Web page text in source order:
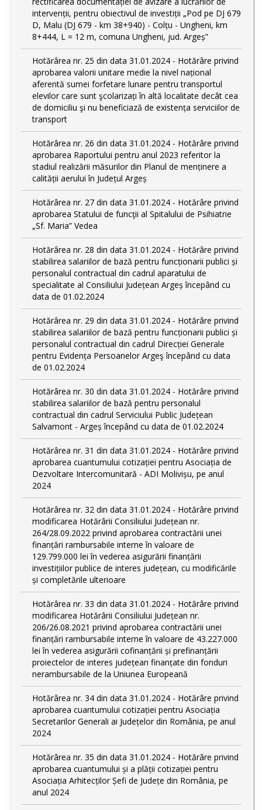
intervenții, pentru obiectivul de investiții „Pod pe DJ 679
D, Malu (DJ 679 - km 38+940) - Colțu - Ungheni, km
8+444, L = 12 m, comuna Ungheni, jud. Argeș”
Hotărârea nr. 25 din data 31.01.2024 - Hotărâre privind
aprobarea valorii unitare medie la nivel național
aferentă sumei forfetare lunare pentru transportul
elevilor care sunt şcolarizați în altă localitate decât cea
de domiciliu şi nu beneficiază de existența serviciilor de
transport
Hotărârea nr. 26 din data 31.01.2024 - Hotărâre privind
aprobarea Raportului pentru anul 2023 referitor la
stadiul realizării măsurilor din Planul de menținere a
calității aerului în Județul Argeș
Hotărârea nr. 27 din data 31.01.2024 - Hotărâre privind
aprobarea Statului de funcţii al Spitalului de Psihiatrie
„Sf. Maria” Vedea
Hotărârea nr. 28 din data 31.01.2024 - Hotărâre privind
stabilirea salariilor de bază pentru funcționarii publici și
personalul contractual din cadrul aparatului de
specialitate al Consiliului Județean Argeș începând cu
data de 01.02.2024
Hotărârea nr. 29 din data 31.01.2024 - Hotărâre privind
stabilirea salariilor de bază pentru funcționarii publici și
personalul contractual din cadrul Direcției Generale
pentru Evidența Persoanelor Argeş începând cu data
de 01.02.2024
Hotărârea nr. 30 din data 31.01.2024 - Hotărâre privind
stabilirea salariilor de bază pentru personalul
contractual din cadrul Serviciului Public Județean
Salvamont - Argeș începând cu data de 01.02.2024
Hotărârea nr. 31 din data 31.01.2024 - Hotărâre privind
aprobarea cuantumului cotizației pentru Asociația de
Dezvoltare Intercomunitară - ADI Molivișu, pe anul
2024
Hotărârea nr. 32 din data 31.01.2024 - Hotărâre privind
modificarea Hotărârii Consiliului Județean nr.
264/28.09.2022 privind aprobarea contractării unei
finanțări rambursabile interne în valoare de
129.799.000 lei în vederea asigurării finanțării
investițiilor publice de interes județean, cu modificările
și completările ulterioare
Hotărârea nr. 33 din data 31.01.2024 - Hotărâre privind
modificarea Hotărârii Consiliului Județean nr.
206/26.08.2021 privind aprobarea contractării unei
finanțări rambursabile interne în valoare de 43.227.000
lei în vederea asigurării cofinanțării și prefinanțării
proiectelor de interes județean finanțate din fonduri
nerambursabile de la Uniunea Europeană
Hotărârea nr. 34 din data 31.01.2024 - Hotărâre privind
aprobarea cuantumului cotizației pentru Asociația
Secretarilor Generali ai Județelor din România, pe anul
2024
Hotărârea nr. 35 din data 31.01.2024 - Hotărâre privind
aprobarea cuantumului și a plății cotizației pentru
Asociația Arhitecților Șefi de Județe din România, pe
anul 2024